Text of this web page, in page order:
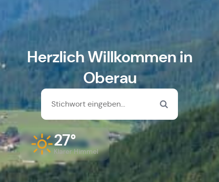
Herzlich Willkommen in
Oberau
27°
Klarer Himmel